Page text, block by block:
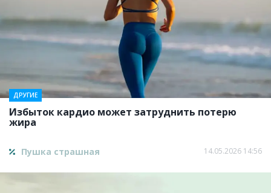
Избыток кардио может затруднить потерю
жира
ДРУГИЕ
Пушка страшная 14.05.2026 14:56